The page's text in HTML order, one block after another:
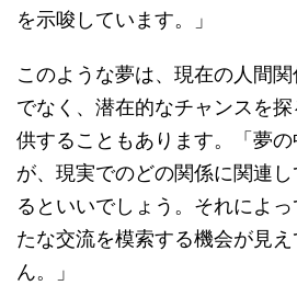
を示唆しています。」
このような夢は、現在の人間
でなく、潜在的なチャンスを
供することもあります。「夢
が、現実でのどの関係に関連
るといいでしょう。それによ
たな交流を模索する機会が見
ん。」